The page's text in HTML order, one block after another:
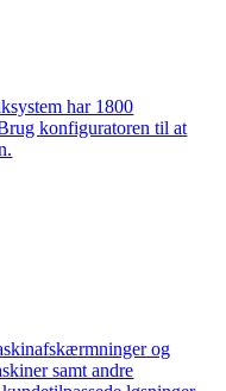
har 1800
konfiguratoren til at
og
samt andre